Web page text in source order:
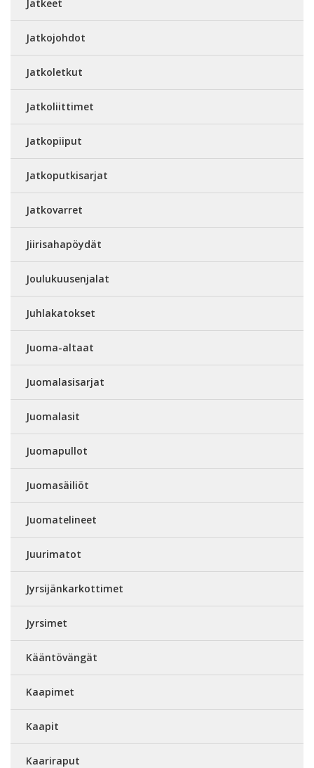
Jatkeet
Jatkojohdot
Jatkoletkut
Jatkoliittimet
Jatkopiiput
Jatkoputkisarjat
Jatkovarret
Jiirisahapöydät
Joulukuusenjalat
Juhlakatokset
Juoma-altaat
Juomalasisarjat
Juomalasit
Juomapullot
Juomasäiliöt
Juomatelineet
Juurimatot
Jyrsijänkarkottimet
Jyrsimet
Kääntövängät
Kaapimet
Kaapit
Kaariraput